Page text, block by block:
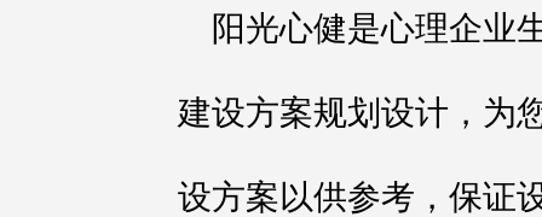
阳光心健是心理企业
建设方案规划设计，为
设方案以供参考，保证